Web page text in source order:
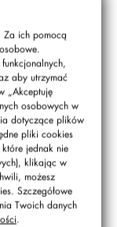
Za ich pomocą
aby utrzymać
„Akceptuję
osobowych w
dotyczące plików
pliki cookies
jednak nie
klikając w
możesz
Szczegółowe
Twoich danych
.
Dudek, Marta
Ryba,
Anna
Szymon
Tatarski,
Chyż, Beata